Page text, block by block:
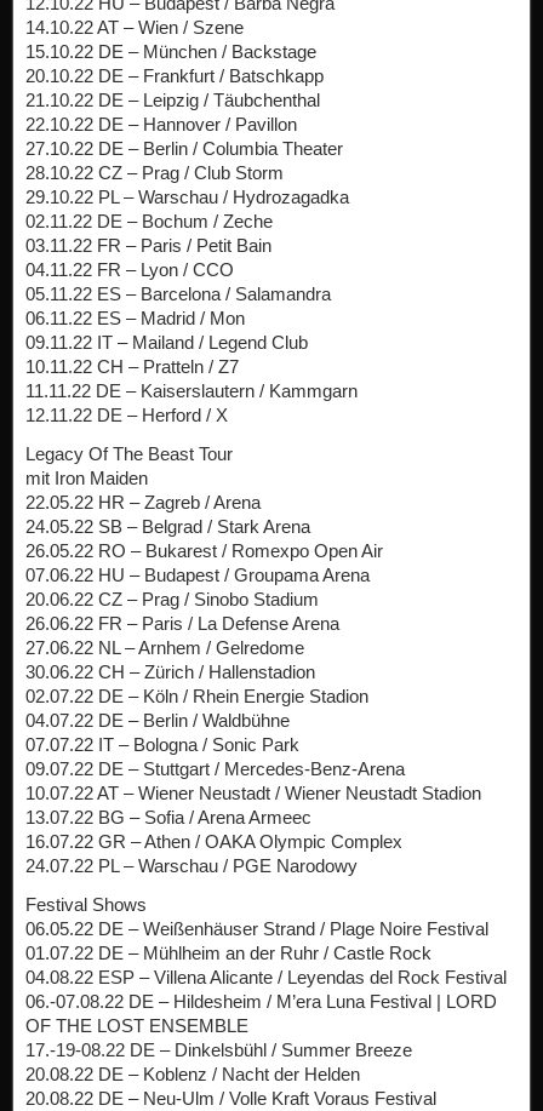
14.10.22 AT – Wien / Szene
15.10.22 DE – München / Backstage
20.10.22 DE – Frankfurt / Batschkapp
21.10.22 DE – Leipzig / Täubchenthal
22.10.22 DE – Hannover / Pavillon
27.10.22 DE – Berlin / Columbia Theater
28.10.22 CZ – Prag / Club Storm
29.10.22 PL – Warschau / Hydrozagadka
02.11.22 DE – Bochum / Zeche
03.11.22 FR – Paris / Petit Bain
04.11.22 FR – Lyon / CCO
05.11.22 ES – Barcelona / Salamandra
06.11.22 ES – Madrid / Mon
09.11.22 IT – Mailand / Legend Club
10.11.22 CH – Pratteln / Z7
11.11.22 DE – Kaiserslautern / Kammgarn
12.11.22 DE – Herford / X
Legacy Of The Beast Tour
mit Iron Maiden
22.05.22 HR – Zagreb / Arena
24.05.22 SB – Belgrad / Stark Arena
26.05.22 RO – Bukarest / Romexpo Open Air
07.06.22 HU – Budapest / Groupama Arena
20.06.22 CZ – Prag / Sinobo Stadium
26.06.22 FR – Paris / La Defense Arena
27.06.22 NL – Arnhem / Gelredome
30.06.22 CH – Zürich / Hallenstadion
02.07.22 DE – Köln / Rhein Energie Stadion
04.07.22 DE – Berlin / Waldbühne
07.07.22 IT – Bologna / Sonic Park
09.07.22 DE – Stuttgart / Mercedes-Benz-Arena
10.07.22 AT – Wiener Neustadt / Wiener Neustadt Stadion
13.07.22 BG – Sofia / Arena Armeec
16.07.22 GR – Athen / OAKA Olympic Complex
24.07.22 PL – Warschau / PGE Narodowy
Festival Shows
06.05.22 DE – Weißenhäuser Strand / Plage Noire Festival
01.07.22 DE – Mühlheim an der Ruhr / Castle Rock
04.08.22 ESP – Villena Alicante / Leyendas del Rock Festival
06.-07.08.22 DE – Hildesheim / M’era Luna Festival | LORD
OF THE LOST ENSEMBLE
17.-19-08.22 DE – Dinkelsbühl / Summer Breeze
20.08.22 DE – Koblenz / Nacht der Helden
20.08.22 DE – Neu-Ulm / Volle Kraft Voraus Festival